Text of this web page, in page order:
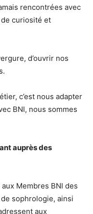
rencontrées avec
curiosité et
d’ouvrir nos
c’est nous adapter
BNI, nous sommes
auprès des
Membres BNI des
sophrologie, ainsi
aux